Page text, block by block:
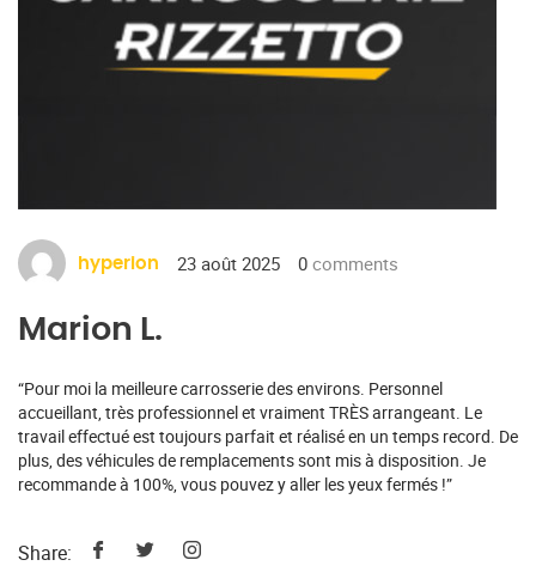
hyperion 23 août 2025 0 comments
Marion L.
“Pour moi la meilleure carrosserie des environs. Personnel
accueillant, très professionnel et vraiment TRÈS arrangeant. Le
travail effectué est toujours parfait et réalisé en un temps record. De
plus, des véhicules de remplacements sont mis à disposition. Je
recommande à 100%, vous pouvez y aller les yeux fermés !”
Share: